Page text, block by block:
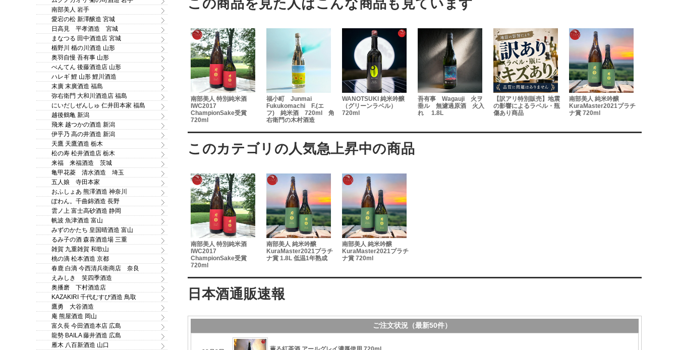
豊盃 旨辛口ドライ 特別純
米酒 無濾過原酒 1.8L
月の輪 自然農法米酒
火入れ 720ml
南部美人 特別純米酒
IWC2017
ChampionSake受賞
720ml
福小町 Junmai
Fukukomachi F.(エ
フ) 純米酒 720ml 角
右衛門の木村酒造
WANOTSUKI 純米吟醸
（グリーンラベル）
720ml
吾有事 Wagauji 火ヲ
垂ル 無濾過原酒 火入
れ 1.8L
【訳アリ特別販売】地震
の影響によるラベル・瓶
傷あり商品
南部美人 純米吟醸
KuraMaster2021プラチ
ナ賞 720ml
南部美人 特別純米酒
IWC2017
ChampionSake受賞
720ml
南部美人 純米吟醸
KuraMaster2021プラチ
ナ賞 1.8L 低温1年熟成
南部美人 純米吟醸
KuraMaster2021プラチ
ナ賞 720ml
南部美人 岩手
愛宕の松 新澤醸造 宮城
日高見 平孝酒造 宮城
まなつる 田中酒造店 宮城
楯野川 楯の川酒造 山形
奥羽自慢 吾有事 山形
べんてん 後藤酒造店 山形
ハレギ 鯉 山形 鯉川酒造
末廣 末廣酒造 福島
弥右衛門 大和川酒造店 福島
にいだしぜんしゅ 仁井田本家 福島
越後鶴亀 新潟
飛来 越つかの酒造 新潟
伊乎乃 高の井酒造 新潟
天鷹 天鷹酒造 栃木
松の寿 松井酒造店 栃木
来福 来福酒造 茨城
亀甲花菱 清水酒造 埼玉
五人娘 寺田本家
おふしょあ 熊澤酒造 神奈川
ぽわん。千曲錦酒造 長野
雲ノ上 富士高砂酒造 静岡
帆波 魚津酒造 富山
みずのかたち 皇国晴酒造 富山
るみ子の酒 森喜酒造場 三重
雑賀 九重雑賀 和歌山
桃の滴 松本酒造 京都
春鹿 白滴 今西清兵衛商店 奈良
えみしき 笑四季酒造
奥播磨 下村酒造店
KAZAKIRI 千代むすび酒造 鳥取
鷹勇 大谷酒造
庵 熊屋酒造 岡山
富久長 今田酒造本店 広島
龍勢 BAILA 藤井酒造 広島
雁木 八百新酒造 山口